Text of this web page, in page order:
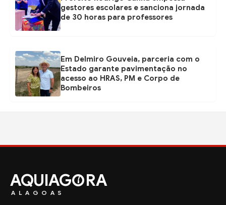
gestores escolares e sanciona jornada
de 30 horas para professores
Em Delmiro Gouveia, parceria com o
Estado garante pavimentação no
acesso ao HRAS, PM e Corpo de
Bombeiros
AQUIAG RA
ALAGOAS